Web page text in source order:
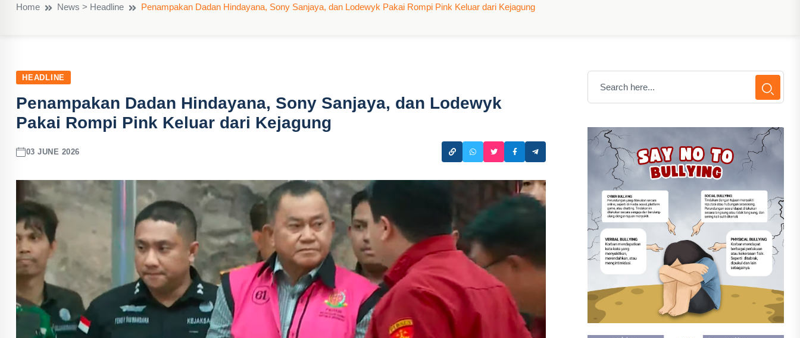
Home News > Headline Penampakan Dadan Hindayana, Sony Sanjaya, dan Lodewyk Pakai Rompi Pink Keluar dari Kejagung
HEADLINE
Penampakan Dadan Hindayana, Sony Sanjaya, dan Lodewyk
Pakai Rompi Pink Keluar dari Kejagung
03 JUNE 2026